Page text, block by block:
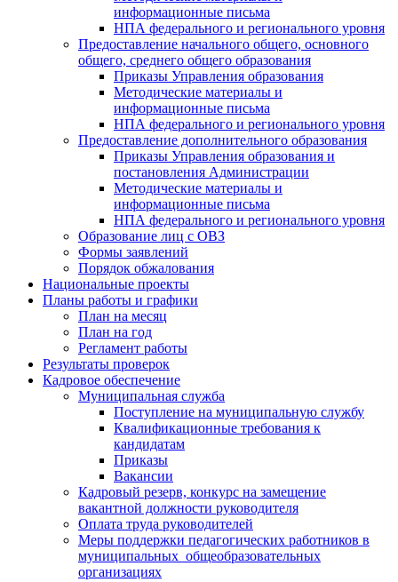
информационные письма
НПА федерального и регионального уровня
Предоставление начального общего, основного
общего, среднего общего образования
Приказы Управления образования
Методические материалы и
информационные письма
НПА федерального и регионального уровня
Предоставление дополнительного образования
Приказы Управления образования и
постановления Администрации
Методические материалы и
информационные письма
НПА федерального и регионального уровня
Образование лиц с ОВЗ
Формы заявлений
Порядок обжалования
Национальные проекты
Планы работы и графики
План на месяц
План на год
Регламент работы
Результаты проверок
Кадровое обеспечение
Муниципальная служба
Поступление на муниципальную службу
Квалификационные требования к
кандидатам
Приказы
Вакансии
Кадровый резерв, конкурс на замещение
вакантной должности руководителя
Оплата труда руководителей
Меры поддержки педагогических работников в
муниципальных общеобразовательных
организациях